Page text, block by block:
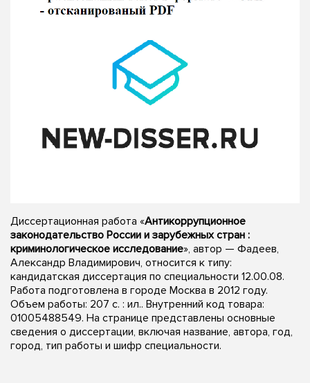
Диссертационная работа «Антикоррупционное
законодательство России и зарубежных стран :
криминологическое исследование», автор — Фадеев,
Александр Владимирович, относится к типу:
кандидатская диссертация по специальности 12.00.08.
Работа подготовлена в городе Москва в 2012 году.
Объем работы: 207 с. : ил.. Внутренний код товара:
01005488549. На странице представлены основные
сведения о диссертации, включая название, автора, год,
город, тип работы и шифр специальности.